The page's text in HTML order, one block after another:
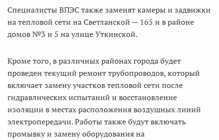
Специалисты ВПЭС также заменят камеры и задвижки
на тепловой сети на Светланской — 165 и в районе
домов №3 и 5 на улице Уткинской.
Кроме того, в различных районах города будет
проведен текущий ремонт трубопроводов, который
включает замену участков тепловой сети после
гидравлических испытаний и восстановление
изоляции в местах расположения воздушных линий
электропередачи. Работы также будут включать
промывку и замену оборудования на